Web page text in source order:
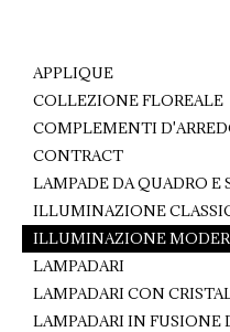
APPLIQUE
COLLEZIONE FLOREALE
COMPLEMENTI
CONTRACT
LAMPADE DA QUADRO E
ILLUMINAZIONE
ILLUMINAZIONE
LAMPADARI
LAMPADARI CON
LAMPADARI IN FUSIONE